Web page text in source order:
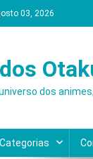
03, 2026
dos
Categorias